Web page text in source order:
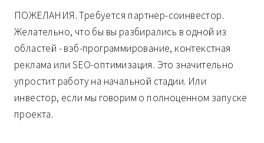
ПОЖЕЛАНИЯ. Требуется партнер-соинвестор.
Желательно, что бы вы разбирались в одной из
областей - вэб-программирование, контекстная
реклама или SEO-оптимизация. Это значительно
упростит работу на начальной стадии. Или
инвестор, если мы говорим о полноценном запуске
проекта.